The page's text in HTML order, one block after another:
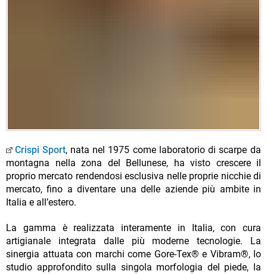
Crispi Sport, nata nel 1975 come laboratorio di scarpe da
montagna nella zona del Bellunese, ha visto crescere il
proprio mercato rendendosi esclusiva nelle proprie nicchie di
mercato, fino a diventare una delle aziende più ambite in
Italia e all’estero.
La gamma è realizzata interamente in Italia, con cura
artigianale integrata dalle più moderne tecnologie. La
sinergia attuata con marchi come Gore-Tex® e Vibram®, lo
studio approfondito sulla singola morfologia del piede, la